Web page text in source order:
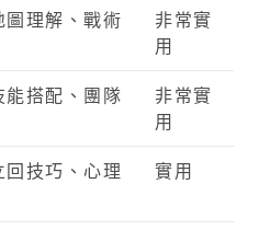
圖理解、戰術
非常實
用
搭配、團隊
非常實
用
技巧、心理
實用